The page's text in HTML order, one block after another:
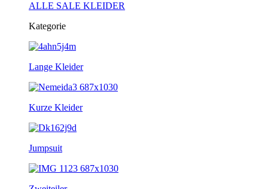
ALLE SALE KLEIDER
Kategorie
Lange Kleider
Kurze Kleider
Jumpsuit